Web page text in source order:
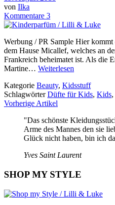
von Ilka
Kommentare 3
Werbung / PR Sample Hier
dem Hause Micallef, welches an
Frankreich beheimatet ist. Als die
Martine… Weiterlesen
Kategorie Beauty, Kidsstuff
SchlagwörterDüfte für Kids, Kids,
Vorherige Artikel
"Das schönste
Arme des Mannes den sie
Glück nicht haben, bin ich
Yves Saint Laurent
SHOP MY STYLE